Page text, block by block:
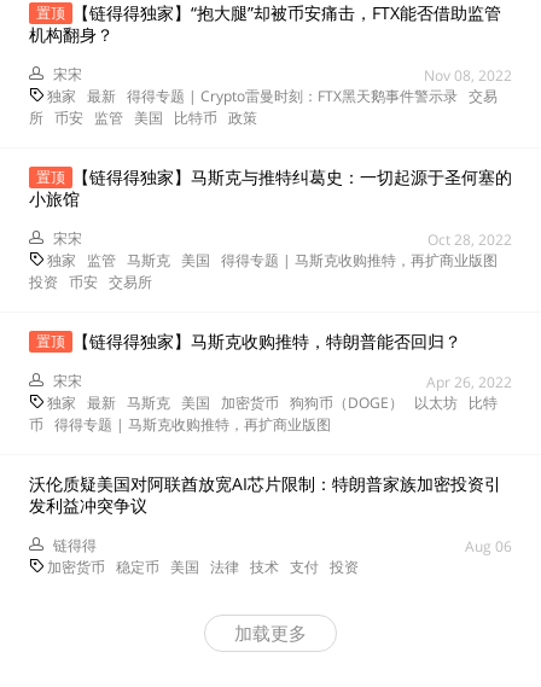
置顶
【链得得独家】“抱大腿”却被币安痛击，FTX能否借助监管
机构翻身？
宋宋
Nov 08, 2022
独家 最新 得得专题 | Crypto雷曼时刻：FTX黑天鹅事件警示录 交易
所 币安 监管 美国 比特币 政策
置顶
【链得得独家】马斯克与推特纠葛史：一切起源于圣何塞的
小旅馆
宋宋
Oct 28, 2022
独家
监管 马斯克 美国 得得专题 | 马斯克收购推特，再扩商业版图
投资 币安 交易所
置顶 【链得得独家】马斯克收购推特，特朗普能否回归？
宋宋
Apr 26, 2022
独家 最新 马斯克 美国 加密货币 狗狗币（DOGE） 以太坊 比特
币 得得专题 | 马斯克收购推特，再扩商业版图
沃伦质疑美国对阿联酋放宽AI芯片限制：特朗普家族加密投资引
发利益冲突争议
链得得
Aug 06
加密货币 稳定币 美国 法律 技术 支付 投资
加载更多